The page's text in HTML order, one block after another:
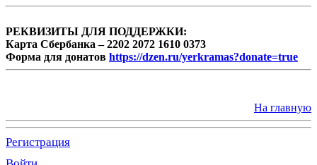
РЕКВИЗИТЫ ДЛЯ ПОДДЕРЖКИ:
Карта Сбербанка – 2202 2072 1610 0373
Форма для донатов https://dzen.ru/yerkramas?donate=true
На главную
Регистрация